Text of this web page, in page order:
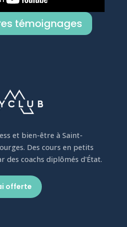
témoignages
et bien-être à Saint-
Des cours en petits
des coachs diplômés d'État.
offerte